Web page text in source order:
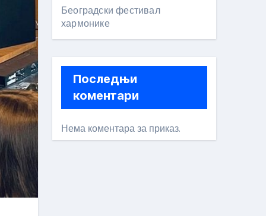
Београдски фестивал
хармонике
Последњи
коментари
Нема коментара за приказ.